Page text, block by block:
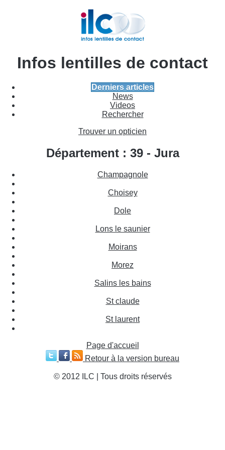
Infos lentilles de contact
Derniers articles
News
Videos
Rechercher
Trouver un opticien
Département : 39 - Jura
Champagnole
Choisey
Dole
Lons le saunier
Moirans
Morez
Salins les bains
St claude
St laurent
Page d'accueil
Retour à la version bureau
© 2012 ILC | Tous droits réservés